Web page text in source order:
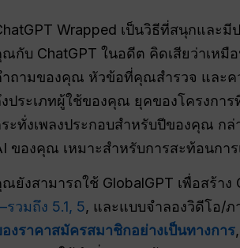
Wrapped เป็นวิธีที่สนุกและ
กับ ChatGPT ในอดีต คิดเสียว่าเห
ถามของคุณ หัวข้อที่คุณสำรวจ และค
ประเภทผู้ใช้ของคุณ ยุคของโครงกา
ะทั่งเพลงประกอบสำหรับปีของคุณ ก
ของคุณ เหมาะสำหรับการสะท้อนกา
ยังสามารถใช้ GlobalGPT เพื่อสร้าง
วมถึง 5.1, 5, และแบบจำลองวิดีโอ/ภ
งราคาสมัครสมาชิกอย่างเป็นทางการ